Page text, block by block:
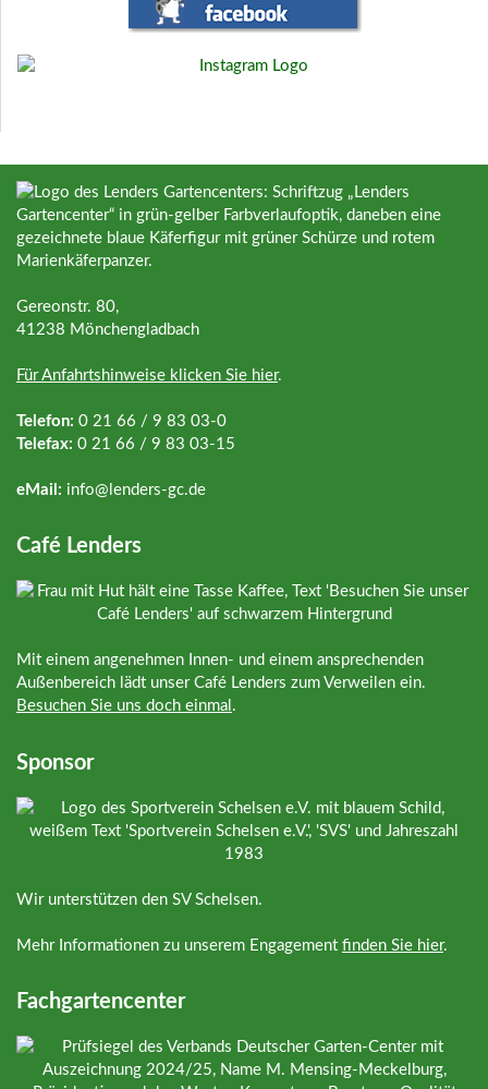
Gereonstr. 80,
41238 Mönchengladbach
Für Anfahrtshinweise klicken Sie hier.
Telefon: 0 21 66 / 9 83 03-0
Telefax: 0 21 66 / 9 83 03-15
eMail: info@ lenders-gc.de
Café Lenders
Mit einem angenehmen Innen- und einem ansprechenden
Außenbereich lädt unser Café Lenders zum Verweilen ein.
Besuchen Sie uns doch einmal .
Sponsor
Wir unterstützen den SV Schelsen.
Mehr Informationen zu unserem Engagement finden Sie hier.
Fachgartencenter